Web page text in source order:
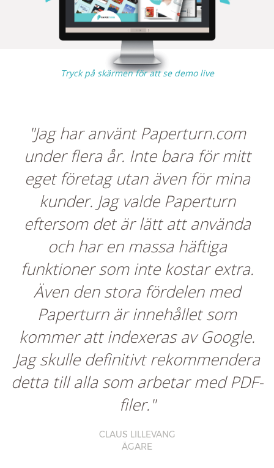
Tryck på skärmen för att se demo live
"Jag har använt Paperturn.com
under flera år. Inte bara för mitt
eget företag utan även för mina
kunder. Jag valde Paperturn
eftersom det är lätt att använda
och har en massa häftiga
funktioner som inte kostar extra.
Även den stora fördelen med
Paperturn är innehållet som
kommer att indexeras av Google.
Jag skulle definitivt rekommendera
detta till alla som arbetar med PDF-
filer."
CLAUS LILLEVANG
ÄGARE